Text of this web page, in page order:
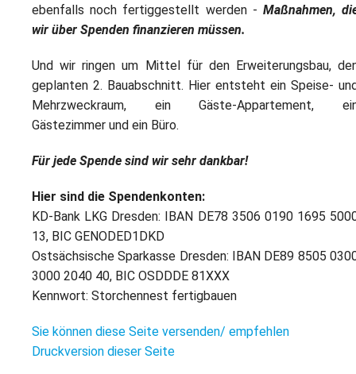
ebenfalls noch fertiggestellt werden - Maßnahmen,
wir über Spenden finanzieren müssen.
Und wir ringen um Mittel für den Erweiterungsbau,
geplanten 2. Bauabschnitt. Hier entsteht ein Speise-
Mehrzweckraum, ein Gäste-Appartement,
Gästezimmer und ein Büro.
Für jede Spende sind wir sehr dankbar!
Hier sind die Spendenkonten:
KD-Bank LKG Dresden: IBAN DE78 3506 0190 1695
13, BIC GENODED1DKD
Ostsächsische Sparkasse Dresden: IBAN DE89 8505
3000 2040 40, BIC OSDDDE 81XXX
Kennwort: Storchennest fertigbauen
Sie können diese Seite versenden/ empfehlen
Druckversion dieser Seite